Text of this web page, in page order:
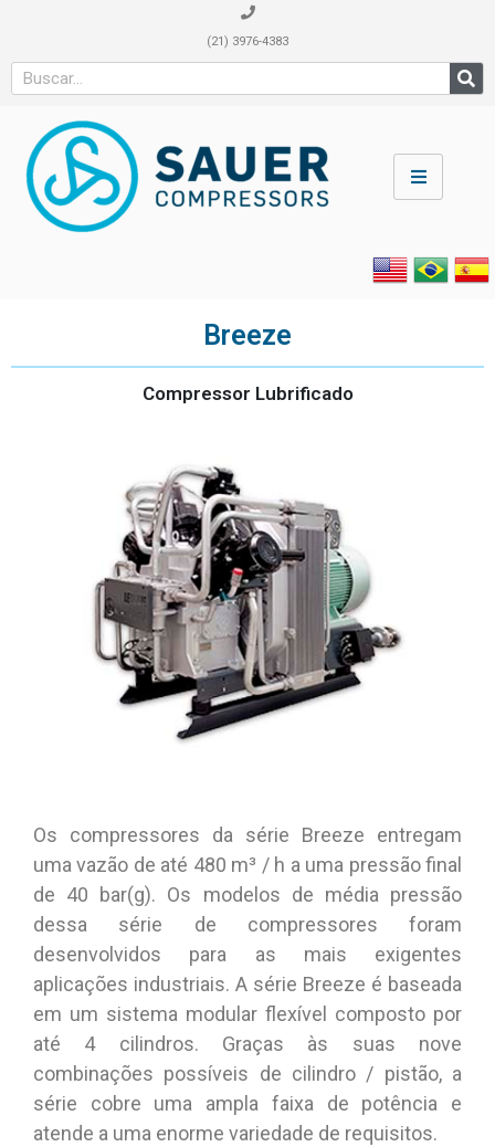
(21) 3976-4383
Breeze
Compressor Lubrificado
Os compressores da série Breeze entregam
uma vazão de até 480 m³ / h a uma pressão final
de 40 bar(g). Os modelos de média pressão
dessa série de compressores foram
desenvolvidos para as mais exigentes
aplicações industriais. A série Breeze é baseada
em um sistema modular flexível composto por
até 4 cilindros. Graças às suas nove
combinações possíveis de cilindro / pistão, a
série cobre uma ampla faixa de potência e
atende a uma enorme variedade de requisitos.